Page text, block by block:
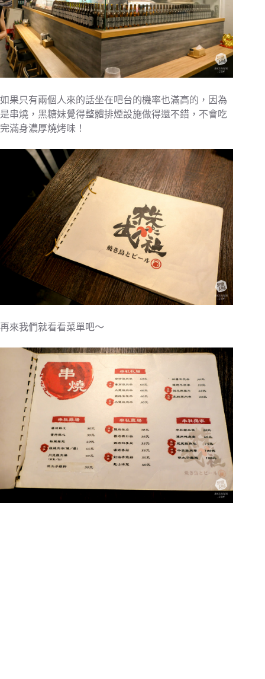
如果只有兩個人來的話坐在吧台的機率也滿高的，因為
是串燒，黑糖妹覺得整體排煙設施做得還不錯，不會吃
完滿身濃厚燒烤味！
再來我們就看看菜單吧～